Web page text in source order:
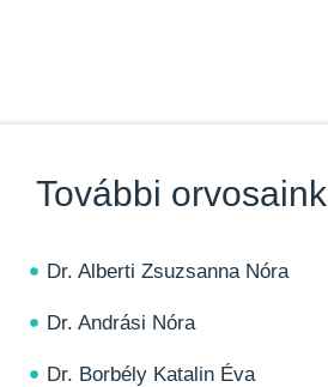
További orvosaink
Dr. Alberti Zsuzsanna Nóra
Dr. Andrási Nóra
Dr. Borbély Katalin Éva